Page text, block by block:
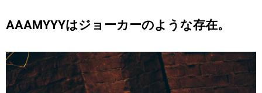
AAAMYYYはジョーカーのような存在。